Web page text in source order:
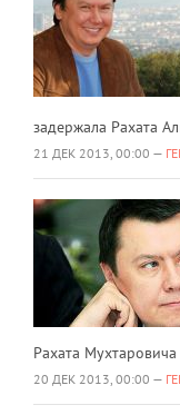
задержала Рахата
21 ДЕК 2013, 00:00 —
Рахата Мухтаровича
20 ДЕК 2013, 00:00 —